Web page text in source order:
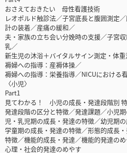
おさえておきたい 母性看護技術
レオポルド触診法／子宮底長と腹囲測定
計の装着／産痛の緩和／
夫・家族の立ち会い分娩時の支援／子宮
乳／
新生児の沐浴＋バイタルサイン測定・体
褥婦への指導：産褥体操／
褥婦への指導：栄養指導／NICUにおける
〈小児〉
Part1
見てわかる！ 小児の成長・発達段階別
発達段階の区分と特徴／発達課題／小児
児・乳児期の成長・発達の特徴／幼児期
学童期の成長・発達の特徴／形態的成長
特徴／機能的成長・発達／機能的発達の
心理・社会的発達のめやす